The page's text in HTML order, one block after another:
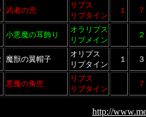
武者の兜
リプス
リプタイン
１ ７
小悪魔の耳飾り
オラリプス
リプメイン
２
魔獣の翼帽子
オリプス
リプタイン
１ ３
悪魔の角兜
リプス
リプタイン
７
http://